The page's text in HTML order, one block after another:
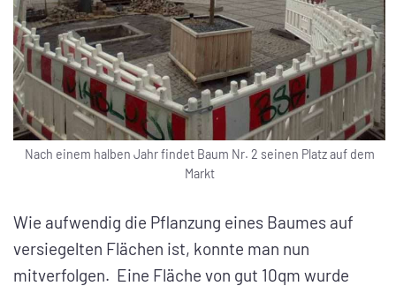
Nach einem halben Jahr findet Baum Nr. 2 seinen Platz auf dem
Markt
Wie aufwendig die Pflanzung eines Baumes auf
versiegelten Flächen ist, konnte man nun
mitverfolgen. Eine Fläche von gut 10qm wurde